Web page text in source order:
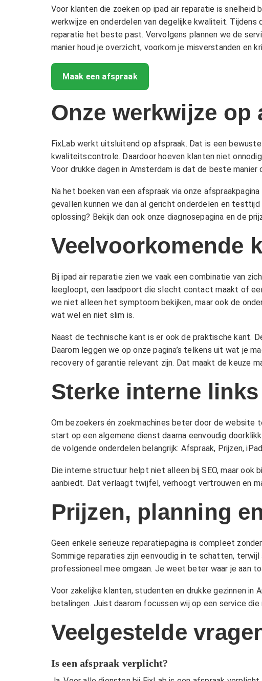
Voor klanten die zoeken op ipad air reparatie is snelheid
werkwijze en onderdelen van degelijke kwaliteit.
reparatie het beste past. Vervolgens plannen we de
manier houd je overzicht, voorkom je misverstanden en
Maak een afspraak
Onze werkwijze op
FixLab werkt uitsluitend op afspraak. Dat is een
kwaliteitscontrole. Daardoor hoeven klanten niet
Voor drukke dagen in Amsterdam is dat de beste
Na het boeken van een afspraak via onze afspraakpagina
gevallen kunnen we dan al gericht onderdelen en
oplossing? Bekijk dan ook onze diagnosepagina en de
Veelvoorkomende
Bij ipad air reparatie zien we vaak een combinatie van
leegloopt, een laadpoort die slecht contact maakt of
we niet alleen het symptoom bekijken, maar ook de
wat wel en niet slim is.
Naast de technische kant is er ook de praktische kant.
Daarom leggen we op onze pagina’s telkens uit wat je
recovery of garantie relevant zijn. Dat maakt de keuze
Sterke interne
Om bezoekers én zoekmachines beter door de website
start op een algemene dienst daarna eenvoudig
de volgende onderdelen belangrijk: Afspraak, Prijzen,
Die interne structuur helpt niet alleen bij SEO, maar ook
aanbiedt. Dat verlaagt twijfel, verhoogt vertrouwen en
Prijzen, planning
Geen enkele serieuze reparatiepagina is compleet
Sommige reparaties zijn eenvoudig in te schatten,
professioneel mee omgaan. Je weet beter waar je aan
Voor zakelijke klanten, studenten en drukke gezinnen in
betalingen. Juist daarom focussen wij op een service
Veelgestelde
Is een afspraak verplicht?